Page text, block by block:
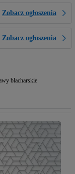
Zobacz ogłoszenia
Zobacz ogłoszenia
blacharskie